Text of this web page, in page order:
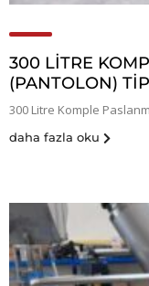
300 LITRE
(PANTOLON)
300 Litre Komple
daha fazla oku